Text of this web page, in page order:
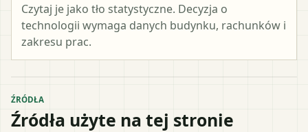
Czytaj je jako tło statystyczne. Decyzja o
technologii wymaga danych budynku, rachunków i
zakresu prac.
ŹRÓDŁA
Źródła użyte na tej stronie